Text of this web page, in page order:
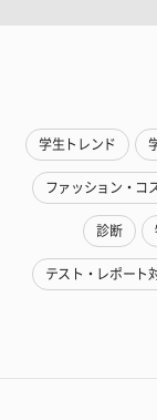
学生トレンド
ファッション・コ
診断
テスト・レポート